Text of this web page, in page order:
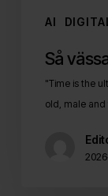
AI
Så
"Time is the
old, male